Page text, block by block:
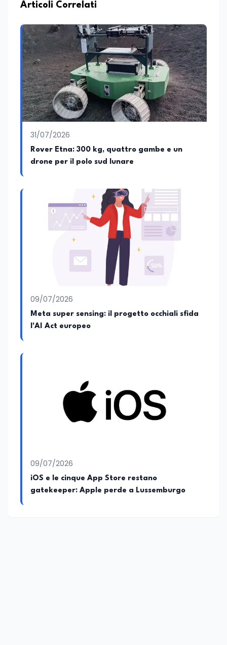
Articoli Correlati
31/07/2026
Rover Etna: 300 kg, quattro gambe e un
drone per il polo sud lunare
09/07/2026
Meta super sensing: il progetto occhiali sfida
l'AI Act europeo
09/07/2026
iOS e le cinque App Store restano
gatekeeper: Apple perde a Lussemburgo